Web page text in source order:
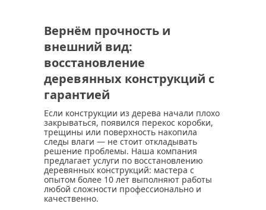
Вернём прочность и
внешний вид:
восстановление
деревянных конструкций с
гарантией
Если конструкции из дерева начали плохо
закрываться, появился перекос коробки,
трещины или поверхность накопила
следы влаги — не стоит откладывать
решение проблемы. Наша компания
предлагает услуги по восстановлению
деревянных конструкций: мастера с
опытом более 10 лет выполняют работы
любой сложности профессионально и
качественно.